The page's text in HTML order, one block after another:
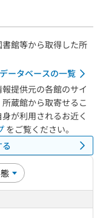
館等から取得した所
ータベースの一覧
提供元の各館のサイ
蔵館から取寄せるこ
が利用されるお近く
をご覧ください。